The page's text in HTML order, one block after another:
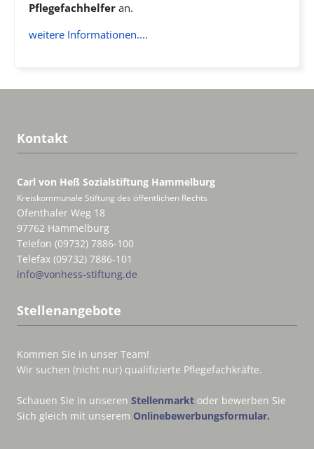
Pflegefachhelfer an.
weitere Informationen....
Kontakt
Carl von Heß Sozialstiftung Hammelburg
Kreiskommunale Stiftung des öffentlichen Rechts
Ofenthaler Weg 18
97762 Hammelburg
Telefon (09732) 7886-100
Telefax (09732) 7886-101
info@vonhess-stiftung.de
Stellenangebote
Kommen Sie in unser Team!
Wir suchen (nicht nur) qualifizierte Pflegefachkräfte.
Schauen Sie in unseren Stellenmarkt oder bewerben Sie
Sich gleich mit unserem Onlinebewerbungsformular.